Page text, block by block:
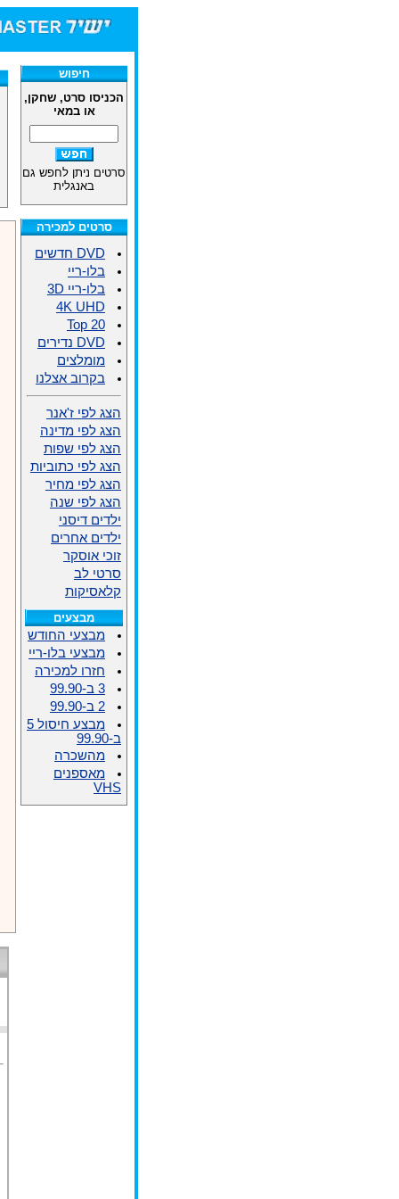
חיפוש
הכניסו סרט, שחקן,
או במאי
סרטים ניתן לחפש גם
באנגלית
סרטים למכירה
DVD חדשים
בלו-ריי
בלו-ריי 3D
4K UHD
Top 20
DVD נדירים
מומלצים
בקרוב אצלנו
הצג לפי ז'אנר
הצג לפי מדינה
הצג לפי שפות
הצג לפי כתוביות
הצג לפי מחיר
הצג לפי שנה
ילדים דיסני
ילדים אחרים
זוכי אוסקר
סרטי לב
קלאסיקות
מבצעים
מבצעי החודש
מבצעי בלו-ריי
חזרו למכירה
3 ב-99.90
2 ב-99.90
מבצע חיסול 5
ב-99.90
מהשכרה
מאספנים
VHS